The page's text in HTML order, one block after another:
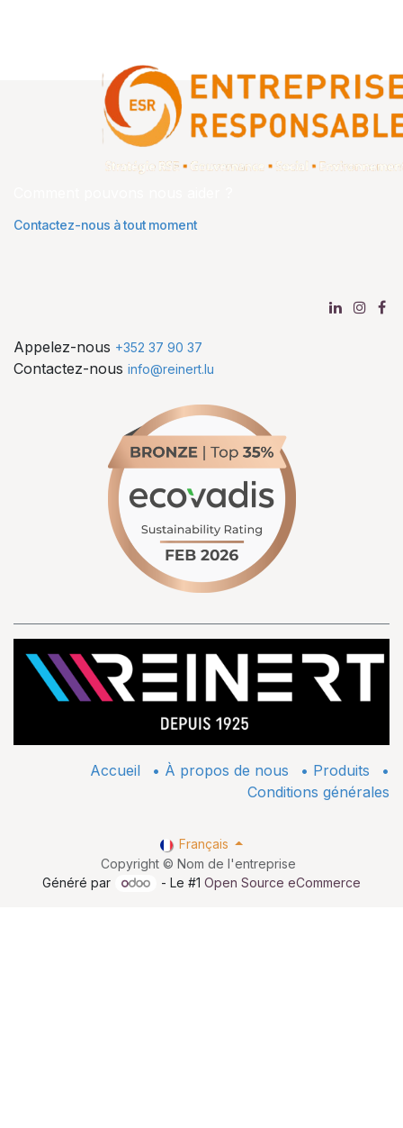
Contactez-nous à tout moment
Appelez-nous +352 37 90 37
Contactez-nous info@reinert.lu
Accueil • À propos de nous • ​Produits
•
Conditions générales
Copyright © Nom de l'entreprise
Français
Généré par - Le #1Open Source eCommerce